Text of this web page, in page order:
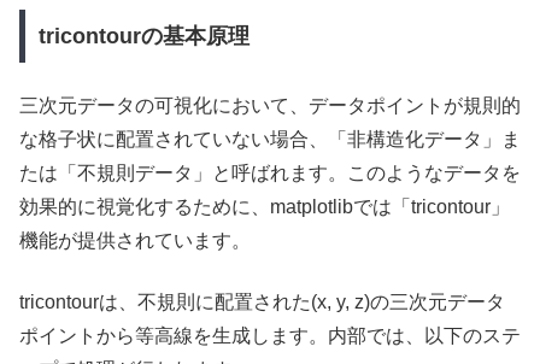
tricontourの基本原理
三次元データの可視化において、データポイントが規則的
な格子状に配置されていない場合、「非構造化データ」ま
たは「不規則データ」と呼ばれます。このようなデータを
効果的に視覚化するために、matplotlibでは「tricontour」
機能が提供されています。
tricontourは、不規則に配置された(x, y, z)の三次元データ
ポイントから等高線を生成します。内部では、以下のステ